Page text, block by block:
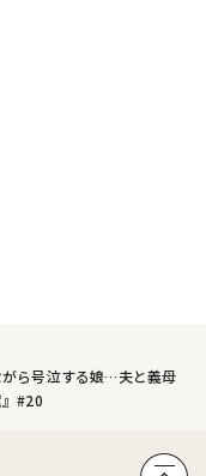
がら号泣する娘…夫と義母
#20